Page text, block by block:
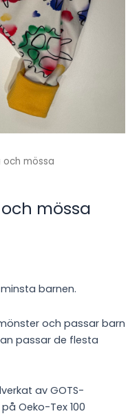
mössa
mössa
barnen.
och passar barn
passar de flesta
av GOTS-
Oeko-Tex 100